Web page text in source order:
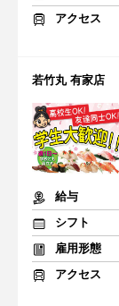
アクセス
若竹丸 有家店
給与
シフト
雇用形態
アクセス